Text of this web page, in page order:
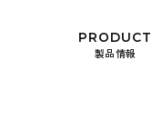
PRODUCT
製品情報